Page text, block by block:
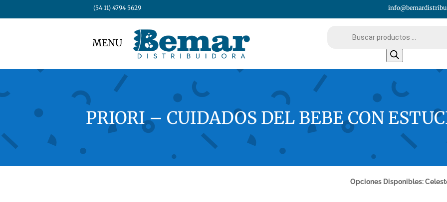
(54 11) 4794 5629
MENU
PRIORI – CUIDADOS DEL BEBE CON
Opciones Disponibles: